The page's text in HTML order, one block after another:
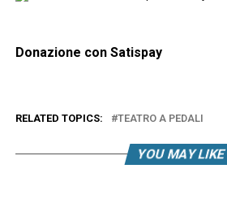
Donazione con Satispay
RELATED TOPICS: TEATRO A PEDALI
YOU MAY LIKE